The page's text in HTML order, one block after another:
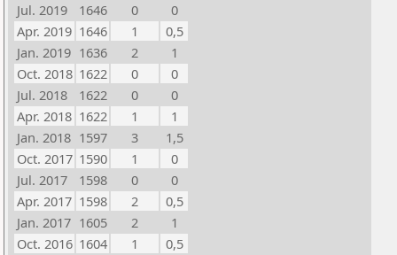
Jul. 2019
1646 0
0
Apr. 2019 1646 1
0,5
Jan. 2019 1636 2
1
Oct. 2018 1622 0
0
Jul. 2018
1622 0
0
Apr. 2018 1622 1
1
Jan. 2018 1597 3
1,5
Oct. 2017 1590 1
0
Jul. 2017
1598 0
0
Apr. 2017 1598 2
0,5
Jan. 2017 1605 2
1
Oct. 2016 1604 1
0,5